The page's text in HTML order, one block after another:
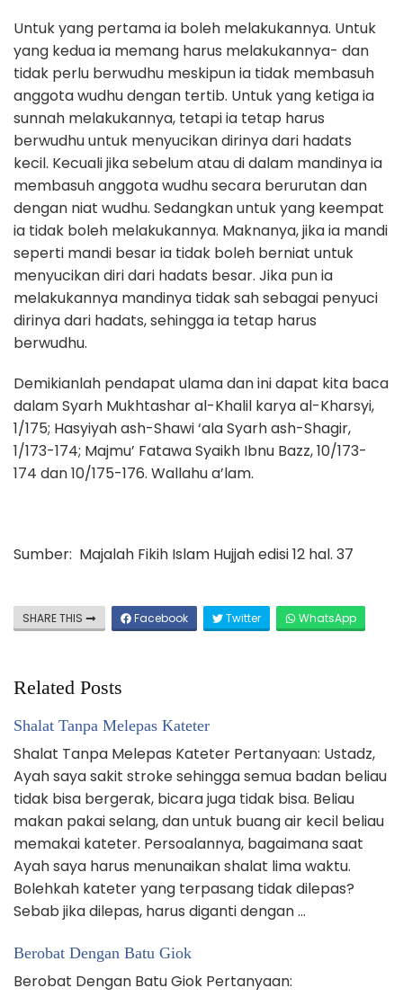
Untuk yang pertama ia boleh melakukannya. Untuk
yang kedua ia memang harus melakukannya- dan
tidak perlu berwudhu meskipun ia tidak membasuh
anggota wudhu dengan tertib. Untuk yang ketiga ia
sunnah melakukannya, tetapi ia tetap harus
berwudhu untuk menyucikan dirinya dari hadats
kecil. Kecuali jika sebelum atau di dalam mandinya ia
membasuh anggota wudhu secara berurutan dan
dengan niat wudhu. Sedangkan untuk yang keempat
ia tidak boleh melakukannya. Maknanya, jika ia mandi
seperti mandi besar ia tidak boleh berniat untuk
menyucikan diri dari hadats besar. Jika pun ia
melakukannya mandinya tidak sah sebagai penyuci
dirinya dari hadats, sehingga ia tetap harus
berwudhu.
Demikianlah pendapat ulama dan ini dapat kita baca
dalam Syarh Mukhtashar al-Khalil karya al-Kharsyi,
1/175; Hasyiyah ash-Shawi ‘ala Syarh ash-Shagir,
1/173-174; Majmu’ Fatawa Syaikh Ibnu Bazz, 10/173-
174 dan 10/175-176. Wallahu a’lam.
Sumber: Majalah Fikih Islam Hujjah edisi 12 hal. 37
SHARE THIS Facebook Twitter WhatsApp
Related Posts
Shalat Tanpa Melepas Kateter
Shalat Tanpa Melepas Kateter Pertanyaan: Ustadz,
Ayah saya sakit stroke sehingga semua badan beliau
tidak bisa bergerak, bicara juga tidak bisa. Beliau
makan pakai selang, dan untuk buang air kecil beliau
memakai kateter. Persoalannya, bagaimana saat
Ayah saya harus menunaikan shalat lima waktu.
Bolehkah kateter yang terpasang tidak dilepas?
Sebab jika dilepas, harus diganti dengan …
Berobat Dengan Batu Giok
Berobat Dengan Batu Giok Pertanyaan: